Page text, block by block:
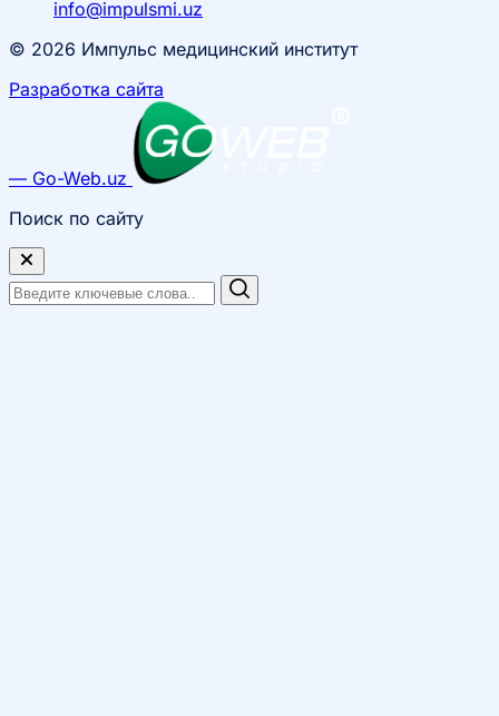
info@impulsmi.uz
© 2026 Импульс медицинский институт
Разработка сайта
— Go-Web.uz
Поиск по сайту